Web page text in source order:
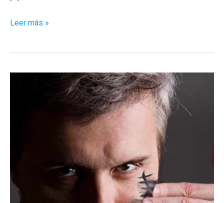
¿Tú
Leer más »